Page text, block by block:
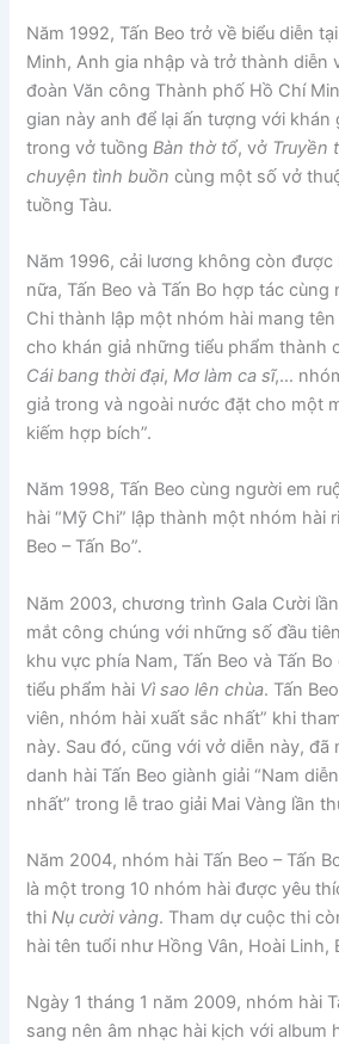
Năm 1992, Tấn Beo trở về biểu diễn
Minh, Anh gia nhập và trở thành diễn
đoàn Văn công Thành phố Hồ Chí
gian này anh để lại ấn tượng với khán
trong vở tuồng Bàn thờ tổ, vở Truyền
chuyện tình buồn cùng một số vở
tuồng Tàu.
Năm 1996, cải lương không còn được
nữa, Tấn Beo và Tấn Bo hợp tác cùng
Chi thành lập một nhóm hài mang tên
cho khán giả những tiểu phẩm thành
Cái bang thời đại,Mơ làm ca sĩ,…
giả trong và ngoài nước đặt cho một
kiếm hợp bích”.
Năm 1998, Tấn Beo cùng người em
hài “Mỹ Chi” lập thành một nhóm hài
Beo – Tấn Bo”.
Năm 2003, chương trình Gala Cười
mắt công chúng với những số đầu
khu vực phía Nam, Tấn Beo và Tấn
tiểu phẩm hài Vì sao lên chùa. Tấn
viên, nhóm hài xuất sắc nhất” khi
này. Sau đó, cũng với vở diễn này, đã
danh hài Tấn Beo giành giải “Nam
nhất” trong lễ trao giải Mai Vàng lần
Năm 2004, nhóm hài Tấn Beo – Tấn
là một trong 10 nhóm hài được yêu
thiNụ cười vàng. Tham dự cuộc thi
hài tên tuổi như Hồng Vân, Hoài Linh,
Ngày 1 tháng 1 năm 2009, nhóm hài
sang nên âm nhạc hài kịch với album